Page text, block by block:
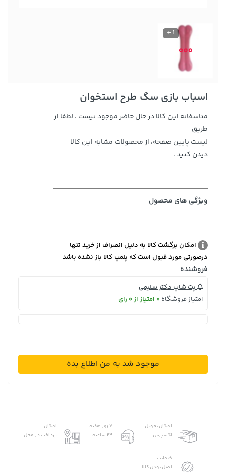
1 +
اسباب بازی سگ طرح استخوان
متاسفانه این کالا در حال حاضر موجود نیست . لطفا از
طریق
لیست پایین صفحه، از محصولات مشابه این کالا
دیدن کنید .
ویژگی های محصول
امکان برگشت کالا به دلیل انصراف از خرید تنها
درصورتی مورد قبول است که پلمپ کالا باز نشده باشد
فروشنده
پت شاپ دکتر سلیمی
امتیاز فروشگاه 0 امتیاز از 0 رای
موجود شد به من اطلاع بده
امکان تحویل
اکسپرس
7 روز هفته
24 ساعته
امکان
پرداخت در محل
ضمانت
اصل بودن کالا